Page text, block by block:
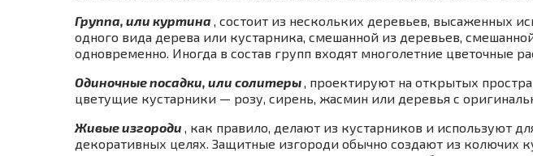
Группа, или куртина , состоит из нескольких деревьев, высаженных
одного вида дерева или кустарника, смешанной из деревьев,
одновременно. Иногда в состав групп входят многолетние цветочные
Одиночные посадки, или солитеры, проектируют на открытых
цветущие кустарники — розу, сирень, жасмин или деревья с
Живые изгороди , как правило, делают из кустарников и используют
декоративных целях. Защитные изгороди обычно создают из колючих